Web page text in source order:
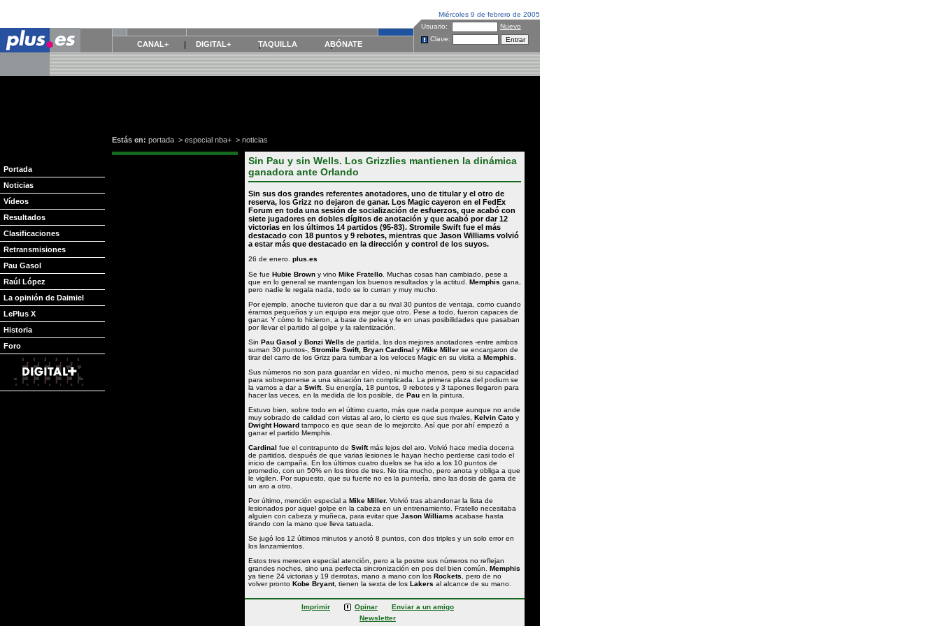
Miércoles 9 de febrero de 2005
CANAL+ DIGITAL+ TAQUILLA ABÓNATE
Usuario:
Nuevo
Clave:
Portada
Noticias
Vídeos
Resultados
Clasificaciones
Retransmisiones
Pau Gasol
Raúl López
La opinión de Daimiel
LePlus X
Historia
Foro
Estás en: portada > especial nba+ > noticias
Sin Pau y sin Wells. Los Grizzlies mantienen la dinámica
ganadora ante Orlando
Sin sus dos grandes referentes anotadores, uno de titular y el otro de
reserva, los Grizz no dejaron de ganar. Los Magic cayeron en el FedEx
Forum en toda una sesión de socialización de esfuerzos, que acabó con
siete jugadores en dobles dígitos de anotación y que acabó por dar 12
victorias en los últimos 14 partidos (95-83). Stromile Swift fue el más
destacado con 18 puntos y 9 rebotes, mientras que Jason Williams volvió
a estar más que destacado en la dirección y control de los suyos.
26 de enero. plus.es
Se fue Hubie Brown y vino Mike Fratello . Muchas cosas han cambiado, pese a
que en lo general se mantengan los buenos resultados y la actitud. Memphis gana,
pero nadie le regala nada, todo se lo curran y muy mucho.
Por ejemplo, anoche tuvieron que dar a su rival 30 puntos de ventaja, como cuando
éramos pequeños y un equipo era mejor que otro. Pese a todo, fueron capaces de
ganar. Y cómo lo hicieron, a base de pelea y fe en unas posibilidades que pasaban
por llevar el partido al golpe y la ralentización.
Sin Pau Gasol y Bonzi Wells de partida, los dos mejores anotadores -entre ambos
suman 30 puntos-, Stromile Swift, Bryan Cardinal y Mike Miller se encargaron de
tirar del carro de los Grizz para tumbar a los veloces Magic en su visita a Memphis
Sus números no son para guardar en vídeo, ni mucho menos, pero si su capacidad
para sobreponerse a una situación tan complicada. La primera plaza del podium se
la vamos a dar a Swift. Su energía, 18 puntos, 9 rebotes y 3 tapones llegaron para
hacer las veces, en la medida de los posible, de Pau en la pintura.
Estuvo bien, sobre todo en el último cuarto, más que nada porque aunque no ande
muy sobrado de calidad con vistas al aro, lo cierto es que sus rivales, Kelvin Cato y
Dwight Howard tampoco es que sean de lo mejorcito. Así que por ahí empezó a
ganar el partido Memphis.
Cardinal fue el contrapunto de Swiftmás lejos del aro. Volvió hace media docena
de partidos, después de que varias lesiones le hayan hecho perderse casi todo el
inicio de campaña. En los últimos cuatro duelos se ha ido a los 10 puntos de
promedio, con un 50% en los tiros de tres. No tira mucho, pero anota y obliga a que
le vigilen. Por supuesto, que su fuerte no es la puntería, sino las dosis de garra de
un aro a otro.
Por último, mención especial a Mike Miller. Volvió tras abandonar la lista de
lesionados por aquel golpe en la cabeza en un entrenamiento. Fratello necesitaba
alguien con cabeza y muñeca, para evitar que Jason Williams acabase hasta
tirando con la mano que lleva tatuada.
Se jugó los 12 últimos minutos y anotó 8 puntos, con dos triples y un solo error en
los lanzamientos.
Estos tres merecen especial atención, pero a la postre sus números no reflejan
grandes noches, sino una perfecta sincronización en pos del bien común. Memphis
ya tiene 24 victorias y 19 derrotas, mano a mano con los Rockets , pero de no
volver pronto Kobe Bryant, tienen la sexta de los Lakers al alcance de su mano.
Imprimir Opinar
Enviar a un amigo
Newsletter